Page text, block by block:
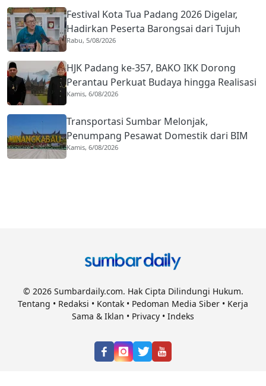
Festival Kota Tua Padang 2026 Digelar,
Hadirkan Peserta Barongsai dari Tujuh
Negara
Rabu, 5/08/2026
HJK Padang ke-357, BAKO IKK Dorong
Perantau Perkuat Budaya hingga Realisasi
Kota Gastronomi
Kamis, 6/08/2026
Transportasi Sumbar Melonjak,
Penumpang Pesawat Domestik dari BIM
Naik Hampir 33 Persen
Kamis, 6/08/2026
© 2026 Sumbardaily.com. Hak Cipta Dilindungi Hukum.
Tentang • Redaksi • Kontak • Pedoman Media Siber • Kerja
Sama & Iklan • Privacy • Indeks